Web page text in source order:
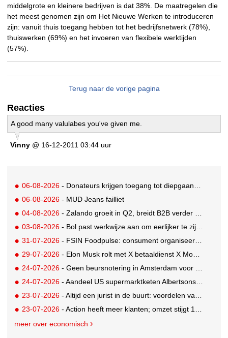
middelgrote en kleinere bedrijven is dat 38%. De maatregelen die
het meest genomen zijn om Het Nieuwe Werken te introduceren
zijn: vanuit thuis toegang hebben tot het bedrijfsnetwerk (78%),
thuiswerken (69%) en het invoeren van flexibele werktijden
(57%).
Terug naar de vorige pagina
Reacties
A good many valulabes you've given me.
Vinny @ 16-12-2011 03:44 uur
06-08-2026 - Donateurs krijgen toegang tot diepgaandere informatie over goede doelen
06-08-2026 - MUD Jeans failliet
04-08-2026 - Zalando groeit in Q2, breidt B2B verder uit en innoveert met AI
03-08-2026 - Bol past werkwijze aan om eerlijker te zijn naar verkopers en consumenten
31-07-2026 - FSIN Foodpulse: consument organiseert eet- en koopgedrag bewuster
29-07-2026 - Elon Musk rolt met X betaaldienst X Money uit in VS: zorgen in Washington
24-07-2026 - Geen beursnotering in Amsterdam voor nieuw concern voedingsmerken Unilever
24-07-2026 - Aandeel US supermarktketen Albertsons daalt 21%. Volgt Ahold Delhaize?
23-07-2026 - Altijd een jurist in de buurt: voordelen van een landelijk bureau
23-07-2026 - Action heeft meer klanten; omzet stijgt 14% in eerste halfjaar naar 8,3 miljard
meer over economisch